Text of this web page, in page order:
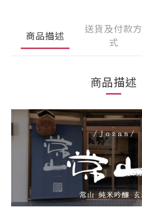
商品描述
送貨及付款方
式
商品描述